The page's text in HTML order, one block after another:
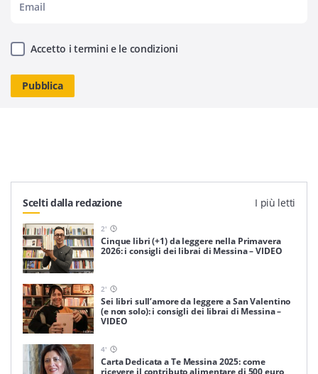
Accetto i termini e le condizioni
Scelti dalla redazione I più letti
2'
Cinque libri (+1) da leggere nella Primavera
2026: i consigli dei librai di Messina – VIDEO
2'
Sei libri sull’amore da leggere a San Valentino
(e non solo): i consigli dei librai di Messina –
VIDEO
4'
Carta Dedicata a Te Messina 2025: come
ricevere il contributo alimentare di 500 euro